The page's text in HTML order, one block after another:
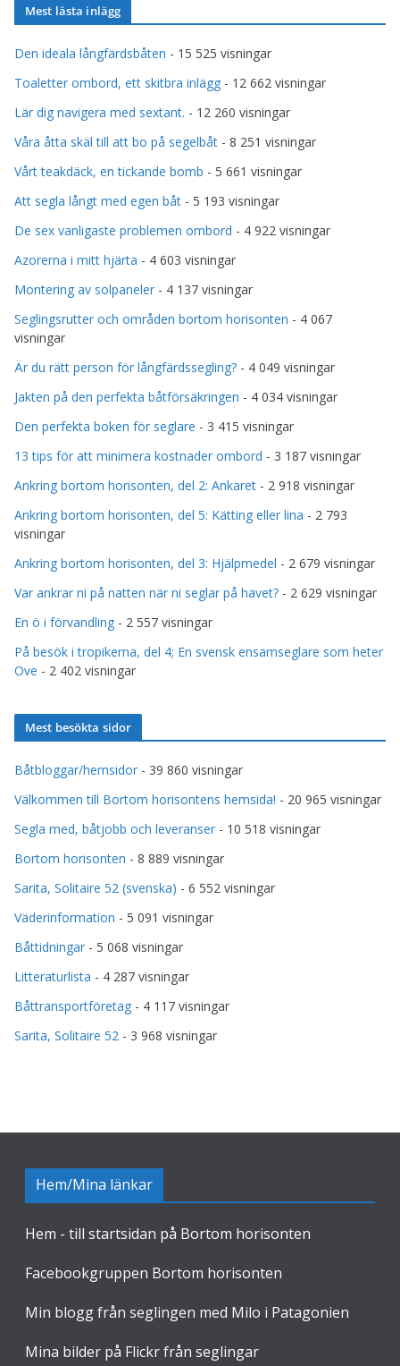
Mest lästa inlägg
Den ideala långfärdsbåten - 15 525 visningar
Toaletter ombord, ett skitbra inlägg - 12 662 visningar
Lär dig navigera med sextant. - 12 260 visningar
Våra åtta skäl till att bo på segelbåt - 8 251 visningar
Vårt teakdäck, en tickande bomb - 5 661 visningar
Att segla långt med egen båt - 5 193 visningar
De sex vanligaste problemen ombord - 4 922 visningar
Azorerna i mitt hjärta - 4 603 visningar
Montering av solpaneler - 4 137 visningar
Seglingsrutter och områden bortom horisonten - 4 067
visningar
Är du rätt person för långfärdssegling? - 4 049 visningar
Jakten på den perfekta båtförsäkringen - 4 034 visningar
Den perfekta boken för seglare - 3 415 visningar
13 tips för att minimera kostnader ombord - 3 187 visningar
Ankring bortom horisonten, del 2: Ankaret - 2 918 visningar
Ankring bortom horisonten, del 5: Kätting eller lina - 2 793
visningar
Ankring bortom horisonten, del 3: Hjälpmedel - 2 679 visningar
Var ankrar ni på natten när ni seglar på havet? - 2 629 visningar
En ö i förvandling - 2 557 visningar
På besök i tropikerna, del 4; En svensk ensamseglare som heter
Ove - 2 402 visningar
Mest besökta sidor
Båtbloggar/hemsidor - 39 860 visningar
Välkommen till Bortom horisontens hemsida! - 20 965 visningar
Segla med, båtjobb och leveranser - 10 518 visningar
Bortom horisonten - 8 889 visningar
Sarita, Solitaire 52 (svenska) - 6 552 visningar
Väderinformation - 5 091 visningar
Båttidningar - 5 068 visningar
Litteraturlista - 4 287 visningar
Båttransportföretag - 4 117 visningar
Sarita, Solitaire 52 - 3 968 visningar
Hem/Mina länkar
Hem - till startsidan på Bortom horisonten
Facebookgruppen Bortom horisonten
Min blogg från seglingen med Milo i Patagonien
Mina bilder på Flickr från seglingar